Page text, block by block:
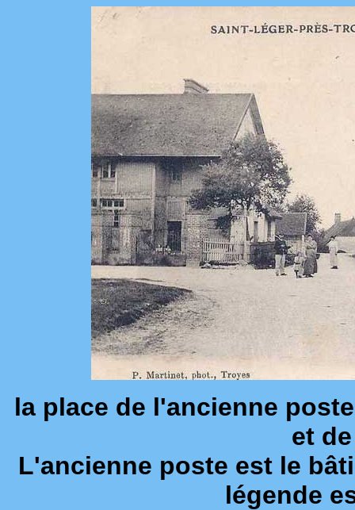
la place de l'ancienne
et
L'ancienne poste est le
légende